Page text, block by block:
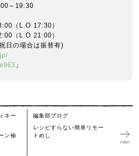
～19:30
（L.O 17:30）
（L.O 21:00）
日の場合は振替有)
」
ネー
ン袖
編集部ブログ
レシピすらない簡単リモー
トめし